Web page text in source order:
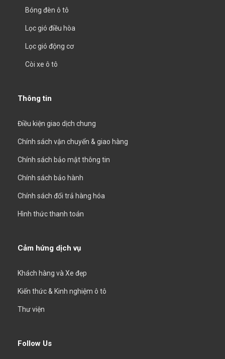
Bóng đèn ô tô
Lọc gió điều hòa
Lọc gió động cơ
Còi xe ô tô
Thông tin
Điều kiện giao dịch chung
Chính sách vận chuyển & giao hàng
Chính sách bảo mật thông tin
Chính sách bảo hành
Chính sách đổi trả hàng hóa
Hình thức thanh toán
Cảm hứng dịch vụ
Khách hàng và Xe đẹp
Kiến thức & Kinh nghiệm ô tô
Thư viện
Follow Us